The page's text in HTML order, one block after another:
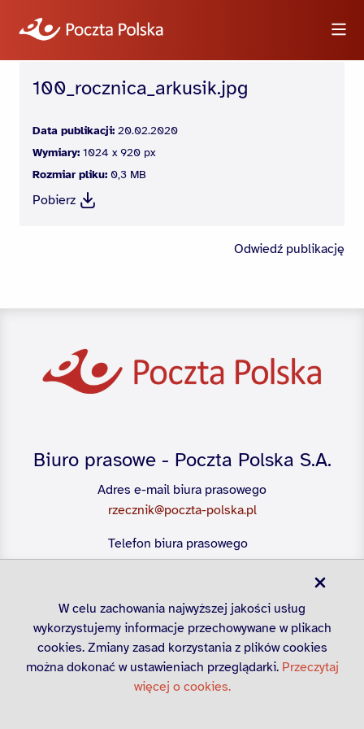
Wyszukiwarka
Informacje
Logotypy i zdjęcia
100_rocznica_arkusik.jpg
Data publikacji: 20.02.2020
Wymiary: 1024 x 920 px
Rozmiar pliku: 0,3 MB
Pobierz
Odwiedź publikację
W celu zachowania najwyższej jakości usług
wykorzystujemy informacje przechowywane w plikach
cookies. Zmiany zasad korzystania z plików cookies
można dokonać w ustawieniach przeglądarki. Przeczytaj
więcej o cookies.
Biuro prasowe - Poczta Polska S.A.
Adres e-mail biura prasowego
rzecznik@poczta-polska.pl
Telefon biura prasowego
22 656 54 28